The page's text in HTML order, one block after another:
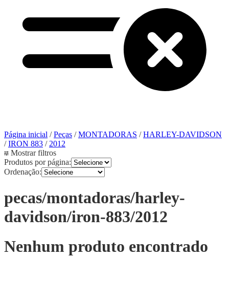
Página inicial /Peças /MONTADORAS /HARLEY-DAVIDSON
/IRON 883 /2012
Mostrar filtros
Produtos por página:
Ordenação:
pecas/montadoras/harley-
davidson/iron-883/2012
Nenhum produto encontrado